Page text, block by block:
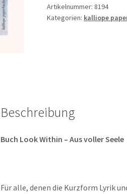
Within
–
Artikelnummer: 8194
Kategorien: kalliope
Beschreibung
Buch Look Within – Aus voller Seele
Für alle, denen die Kurzform Lyrik